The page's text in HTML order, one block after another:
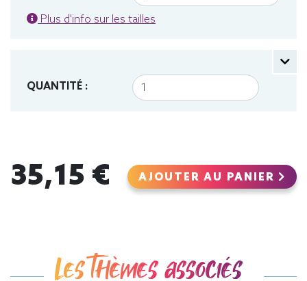
Plus d'info sur les tailles
QUANTITÉ :
35,15 € AJOUTER AU PANIER
Les thèmes associés